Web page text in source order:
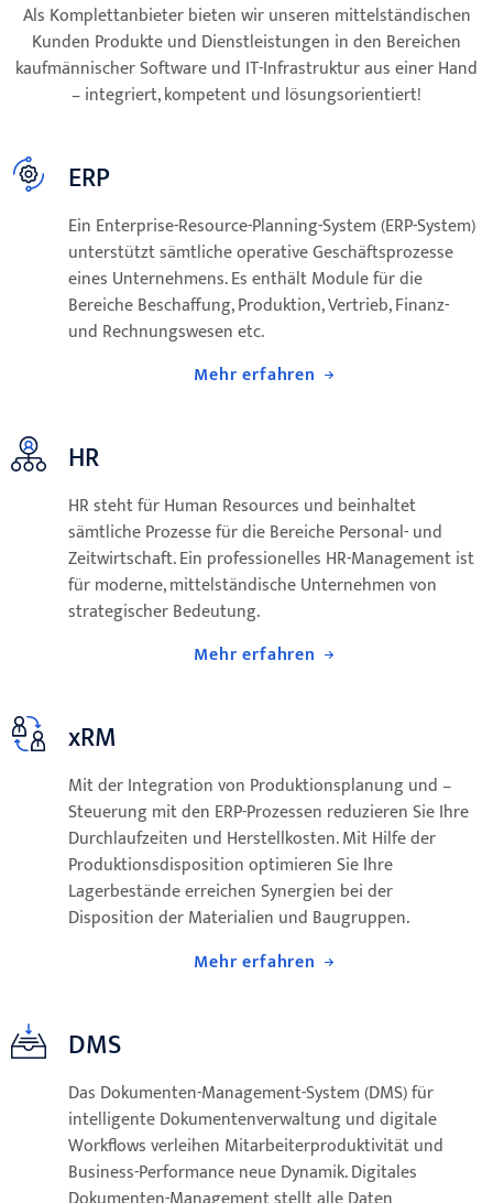
Als Komplettanbieter bieten wir unseren mittelständischen
Kunden Produkte und Dienstleistungen in den Bereichen
kaufmännischer Software und IT-Infrastruktur aus einer Hand
– integriert, kompetent und lösungsorientiert!
ERP
Ein Enterprise-Resource-Planning-System (ERP-System)
unterstützt sämtliche operative Geschäftsprozesse
eines Unternehmens. Es enthält Module für die
Bereiche Beschaffung, Produktion, Vertrieb, Finanz-
und Rechnungswesen etc.
Mehr erfahren
HR
HR steht für Human Resources und beinhaltet
sämtliche Prozesse für die Bereiche Personal- und
Zeitwirtschaft. Ein professionelles HR-Management ist
für moderne, mittelständische Unternehmen von
strategischer Bedeutung.
Mehr erfahren
xRM
Mit der Integration von Produktionsplanung und –
Steuerung mit den ERP-Prozessen reduzieren Sie Ihre
Durchlaufzeiten und Herstellkosten. Mit Hilfe der
Produktionsdisposition optimieren Sie Ihre
Lagerbestände erreichen Synergien bei der
Disposition der Materialien und Baugruppen.
Mehr erfahren
DMS
Das Dokumenten-Management-System (DMS) für
intelligente Dokumentenverwaltung und digitale
Workflows verleihen Mitarbeiterproduktivität und
Business-Performance neue Dynamik. Digitales